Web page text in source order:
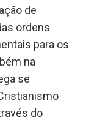
de
ordens
para os
na
se
do